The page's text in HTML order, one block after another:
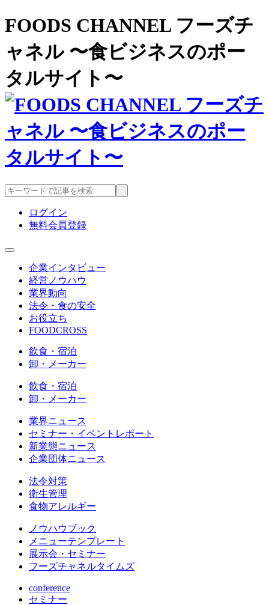
FOODS CHANNEL フーズチ
ャネル 〜食ビジネスのポー
タルサイト〜
ログイン
無料会員登録
企業インタビュー
経営ノウハウ
業界動向
法令・食の安全
お役立ち
FOODCROSS
飲食・宿泊
卸・メーカー
飲食・宿泊
卸・メーカー
業界ニュース
セミナー・イベントレポート
新業態ニュース
企業団体ニュース
法令対策
衛生管理
食物アレルギー
ノウハウブック
メニューテンプレート
展示会・セミナー
フーズチャネルタイムズ
conference
セミナー